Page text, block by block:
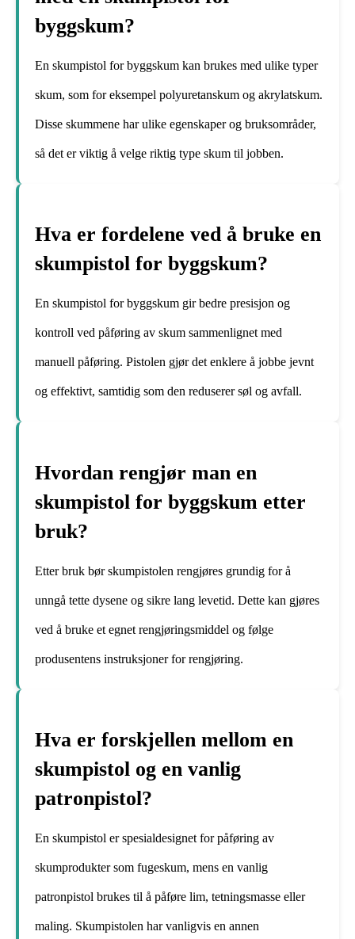
byggskum?
En skumpistol for byggskum kan brukes med ulike typer
skum, som for eksempel polyuretanskum og akrylatskum.
Disse skummene har ulike egenskaper og bruksområder,
så det er viktig å velge riktig type skum til jobben.
Hva er fordelene ved å bruke en
skumpistol for byggskum?
En skumpistol for byggskum gir bedre presisjon og
kontroll ved påføring av skum sammenlignet med
manuell påføring. Pistolen gjør det enklere å jobbe jevnt
og effektivt, samtidig som den reduserer søl og avfall.
Hvordan rengjør man en
skumpistol for byggskum etter
bruk?
Etter bruk bør skumpistolen rengjøres grundig for å
unngå tette dysene og sikre lang levetid. Dette kan gjøres
ved å bruke et egnet rengjøringsmiddel og følge
produsentens instruksjoner for rengjøring.
Hva er forskjellen mellom en
skumpistol og en vanlig
patronpistol?
En skumpistol er spesialdesignet for påføring av
skumprodukter som fugeskum, mens en vanlig
patronpistol brukes til å påføre lim, tetningsmasse eller
maling. Skumpistolen har vanligvis en annen